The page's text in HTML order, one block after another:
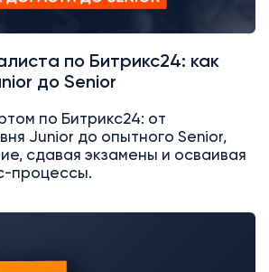
по Битрикс24: как
до Senior
по Битрикс24: от
Junior до опытного Senior,
сдавая экзамены и осваивая
процессы.